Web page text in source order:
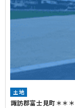
土地
諏訪郡富士見町＊＊